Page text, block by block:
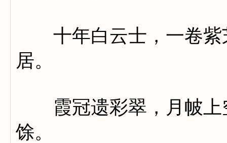
十年白云士，一卷紫
居。
霞冠遗彩翠，月帔上
馀。